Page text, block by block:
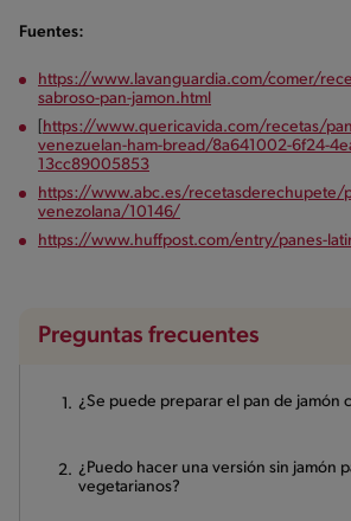
Fuentes:
https://www.lavanguardia.com/comer/
sabroso-pan-jamon.html
https://www.quericavida.com/recetas/
venezuelan-ham-bread/8a641002-6f24-
13cc89005853
https://www.abc.es/recetasderechupete/
venezolana/10146/
https://www.huffpost.com/entry/panes-
Preguntas frecuentes
¿Se puede preparar el pan de jamón
¿Puedo hacer una versión sin jamón
vegetarianos?